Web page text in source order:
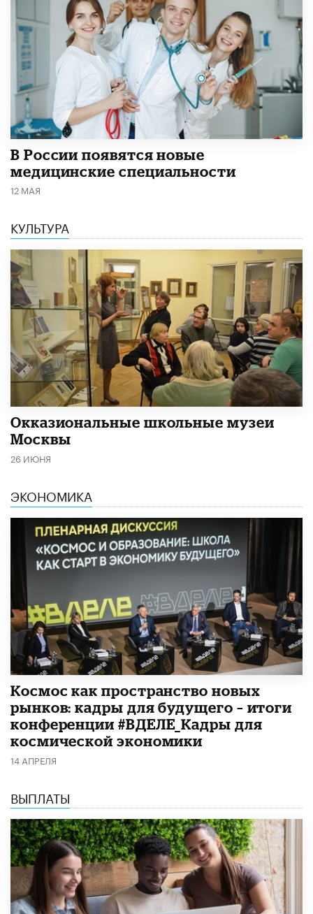
В России появятся новые
медицинские специальности
12 МАЯ
КУЛЬТУРА
​Окказиональные школьные музеи
Москвы
26 ИЮНЯ
ЭКОНОМИКА
Космос как пространство новых
рынков: кадры для будущего – итоги
конференции #ВДЕЛЕ_Кадры для
космической экономики
14 АПРЕЛЯ
ВЫПЛАТЫ